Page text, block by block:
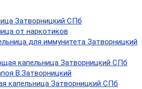
Затворницкий СПб
от наркотиков
для иммунитета Затворницкий
капельница Затворницкий СПб
В.Затворницкий
капельница Затворницкий СПб